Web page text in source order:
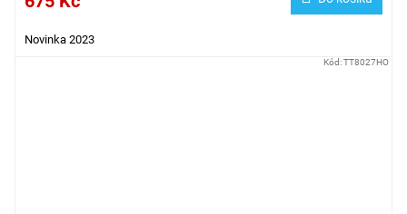
Novinka 2023
Kód:TT8027HO